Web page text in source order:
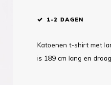
1-2 DAGEN
Katoenen t-shirt met
is 189 cm lang en